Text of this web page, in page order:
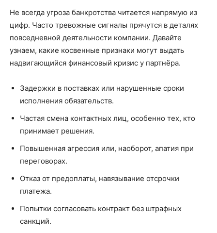
Не всегда угроза банкротства читается напрямую из
цифр. Часто тревожные сигналы прячутся в деталях
повседневной деятельности компании. Давайте
узнаем, какие косвенные признаки могут выдать
надвигающийся финансовый кризис у партнёра.
Задержки в поставках или нарушенные сроки
исполнения обязательств.
Частая смена контактных лиц, особенно тех, кто
принимает решения.
Повышенная агрессия или, наоборот, апатия при
переговорах.
Отказ от предоплаты, навязывание отсрочки
платежа.
Попытки согласовать контракт без штрафных
санкций.